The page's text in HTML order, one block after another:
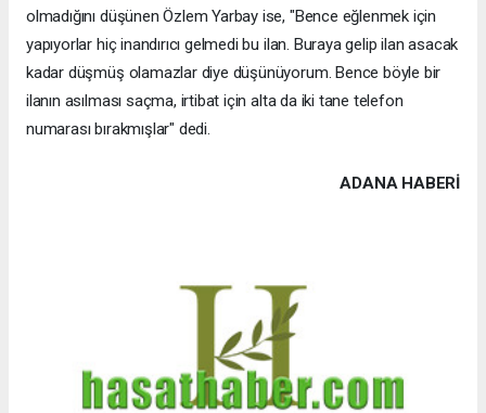
olmadığını düşünen Özlem Yarbay ise, "Bence eğlenmek için
yapıyorlar hiç inandırıcı gelmedi bu ilan. Buraya gelip ilan asacak
kadar düşmüş olamazlar diye düşünüyorum. Bence böyle bir
ilanın asılması saçma, irtibat için alta da iki tane telefon
numarası bırakmışlar" dedi.
ADANA HABERİ